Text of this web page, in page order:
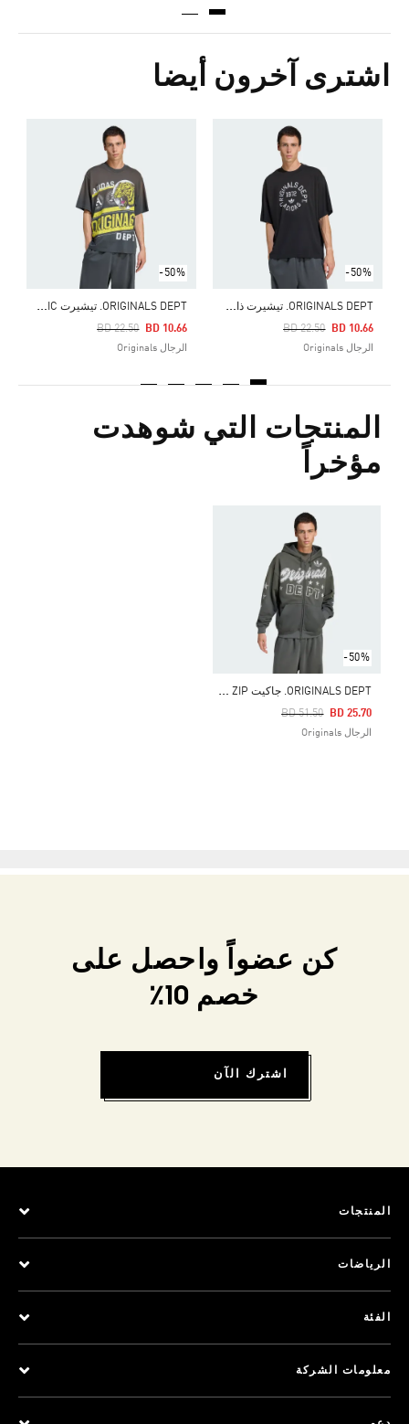
اشترى آخرون أيضا
-50%
O
RIGINALS DEPT. تيشيرت ذات تصميم جرافيكي
Price Reduced From
BD 22.50
To BD 10.66
الرجال Originals
-50%
O
RIGINALS DEPT. تيشيرت GRAPHIC
Price Reduced From
BD 22.50
To BD 10.66
الرجال Originals
Price Reduced From
المنتجات التي شوهدت
مؤخراً
-50%
O
RIGINALS DEPT. جاكيت GRAPHIC FULL ZIP
Price Reduced From
BD 51.50
To BD 25.70
الرجال Originals
كن عضواً واحصل على
خصم 10٪
اشترك الآن
المنتجات
الرياضات
الفئة
معلومات الشركة